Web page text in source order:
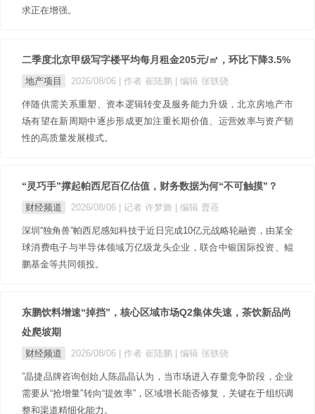
求正在增强。
二季度北京甲级写字楼平均每月租金205元/㎡，环比下降3.5%
地产项目 2026/08/06 | 作者 崔陆鹏 | 编辑 张轶骁
伴随供需关系重塑、资本逻辑转变及服务能力升级，北京房地产市
场有望在新周期中逐步形成更加注重长期价值、运营效率与资产韧
性的高质量发展模式。
“灵巧手”撑起帕西尼百亿估值，财务数据为何“不可触摸”？
财经频道 2026/08/06 | 记者 许梦旖 | 编辑 曹蓓
深圳“独角兽”帕西尼感知科技于近日完成10亿元战略轮融资，由某全
球消费电子与半导体领域万亿级龙头企业，联合中银国际投资、鲲
鹏基金等共同领投。
东鹏饮料增速“掉挡”，核心区域市场Q2集体失速，茶饮新品尚
处爬坡期
财经频道 2026/08/06 | 作者 崔陆鹏 | 编辑 张轶骁
”晶捷品牌咨询创始人陈晶晶认为，当市场进入存量竞争阶段，企业
需要从“抢增量”转向“提效率”，区域增长能否修复，关键在于组织调
整和渠道精细化能力。